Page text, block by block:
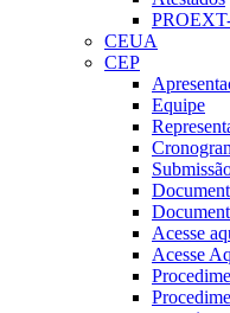
CEUA
CEP
Equipe
Acesse
Acesse